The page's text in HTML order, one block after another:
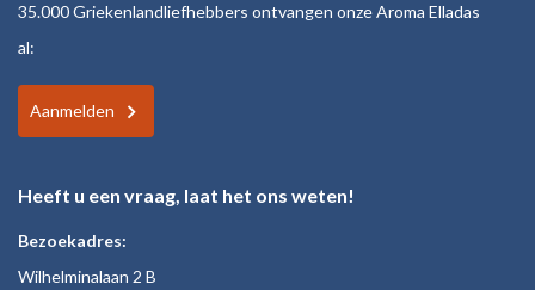
35.000 Griekenlandliefhebbers ontvangen onze Aroma Elladas
al:
Aanmelden
Heeft u een vraag, laat het ons weten!
Bezoekadres:
Wilhelminalaan 2 B